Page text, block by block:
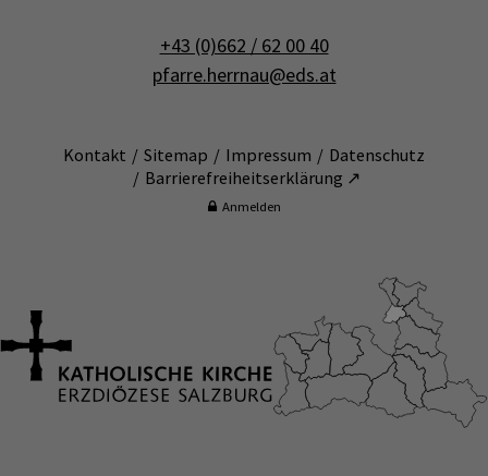
+43 (0)662 / 62 00 40
pfarre.herrnau@eds.at
Kontakt Sitemap Impressum
Datenschutz
Barrierefreiheitserklärung ↗
Anmelden